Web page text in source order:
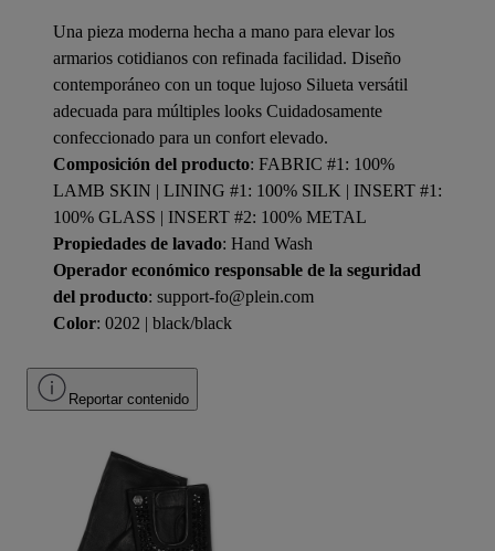
Una pieza moderna hecha a mano para elevar los
armarios cotidianos con refinada facilidad. Diseño
contemporáneo con un toque lujoso Silueta versátil
adecuada para múltiples looks Cuidadosamente
confeccionado para un confort elevado.
Composición del producto: FABRIC #1: 100%
LAMB SKIN | LINING #1: 100% SILK | INSERT #1:
100% GLASS | INSERT #2: 100% METAL
Propiedades de lavado: Hand Wash
Operador económico responsable de la seguridad
del producto: support-fo@plein.com
Color: 0202 | black/black
Reportar contenido